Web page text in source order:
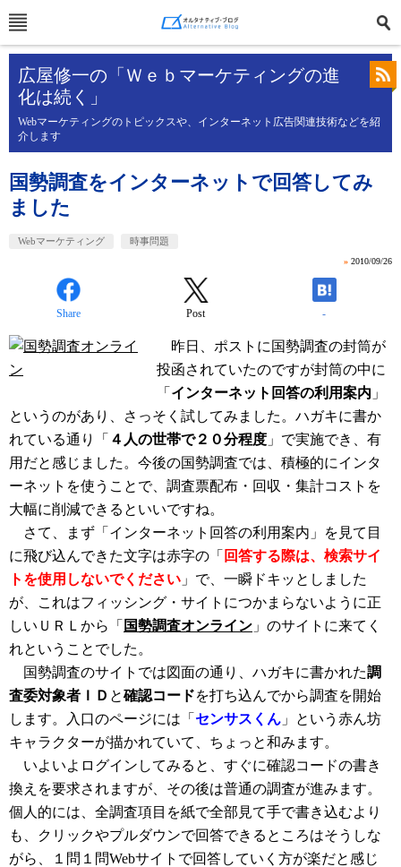
広屋修一の「Ｗｅｂマーケティングの進
化は続く」
Webマーケティングのトピックスや、インターネット広告関連技術などを紹
介します
国勢調査をインターネットで回答してみ
ました
Webマーケティング 時事問題
» 2010/09/26
Share Post -
昨日、ポストに国勢調査の封筒が
投函されていたのですが封筒の中に
「 インターネット回答の利用案内 」
というのがあり、さっそく試してみました。ハガキに書か
れている通り「 ４人の世帯で２０分程度 」で実施でき、有
用だと感じました。今後の国勢調査では、積極的にインタ
ーネットを使うことで、調査票配布・回収・集計コストを
大幅に削減できるといいですね。
さて、まず「インターネット回答の利用案内」を見て目
に飛び込んできた文字は赤字の「 回答する際は、検索サイ
トを使用しないでください 」で、一瞬ドキッとしました
が、これはフィッシング・サイトにつかまらないように正
しいＵＲＬから「 国勢調査オンライン 」のサイトに来てく
れということでした。
国勢調査のサイトでは図面の通り、ハガキに書かれた調
査委対象者ＩＤ と確認コードを打ち込んでから調査を開始
します。入口のページには「 センサスくん 」という赤ん坊
キャラクターが描かれていて、ちょっと和みます。
いよいよログインしてみると、すぐに確認コードの書き
換えを要求されますが、その後は普通の調査が進みます。
個人的には、全調査項目を紙で全部見て手で書き込むより
も、クリックやプルダウンで回答できるところはそうしな
がら、１問１問Webサイトで回答していく方が楽だと感じ